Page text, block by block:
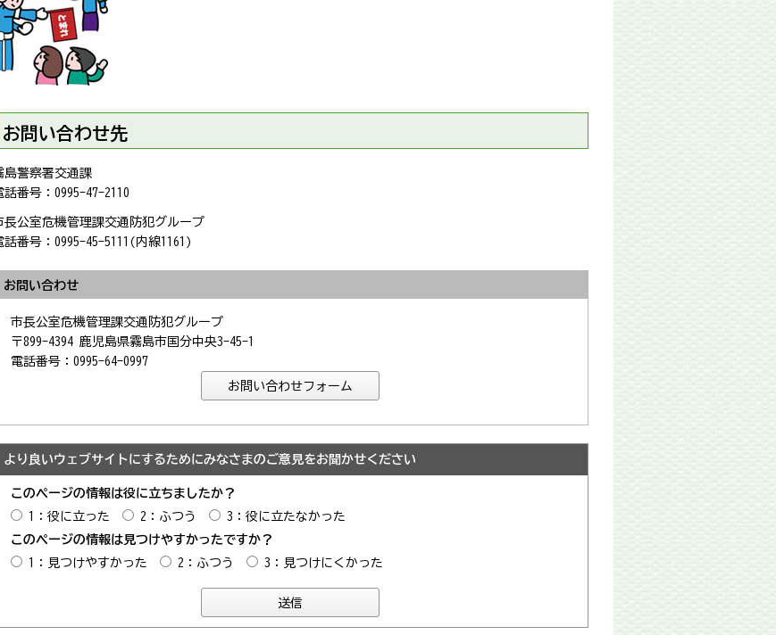
お問い合わせ先
島警察署交通課
話番号：0995-47-2110
長公室危機管理課交通防犯グループ
話番号：0995-45-5111(内線1161)
お問い合わせ
市長公室危機管理課交通防犯グループ
〒899-4394 鹿児島県霧島市国分中央3-45-1
電話番号：0995-64-0997
より良いウェブサイトにするためにみなさまのご意見をお聞かせください
このページの情報は役に立ちましたか？
1：役に立った
2：ふつう
3：役に立たなかった
このページの情報は見つけやすかったですか？
1：見つけやすかった
2：ふつう 3：見つけにくかった